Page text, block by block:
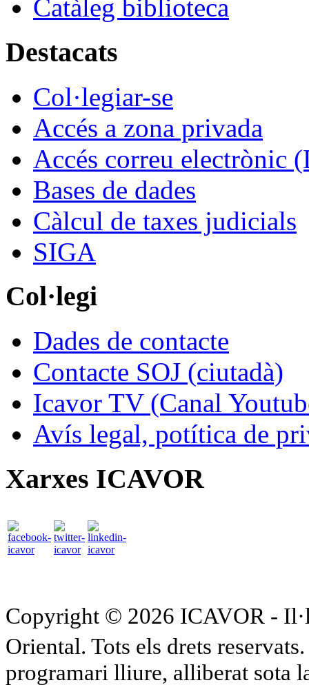
Catàleg biblioteca
Destacats
Col·legiar-se
Accés a zona privada
Accés correu electrònic
Bases de dades
Càlcul de taxes judicials
SIGA
Col·legi
Dades de contacte
Contacte SOJ (ciutadà)
Icavor TV (Canal
Avís legal, potítica de
Xarxes ICAVOR
Copyright © 2026 ICAVOR -
Oriental. Tots els drets
programari lliure, alliberat sota